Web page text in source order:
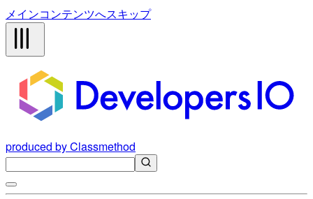
メインコンテンツへスキップ
produced by Classmethod